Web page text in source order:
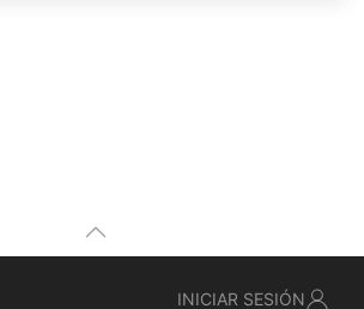
INICIAR SESIÓN